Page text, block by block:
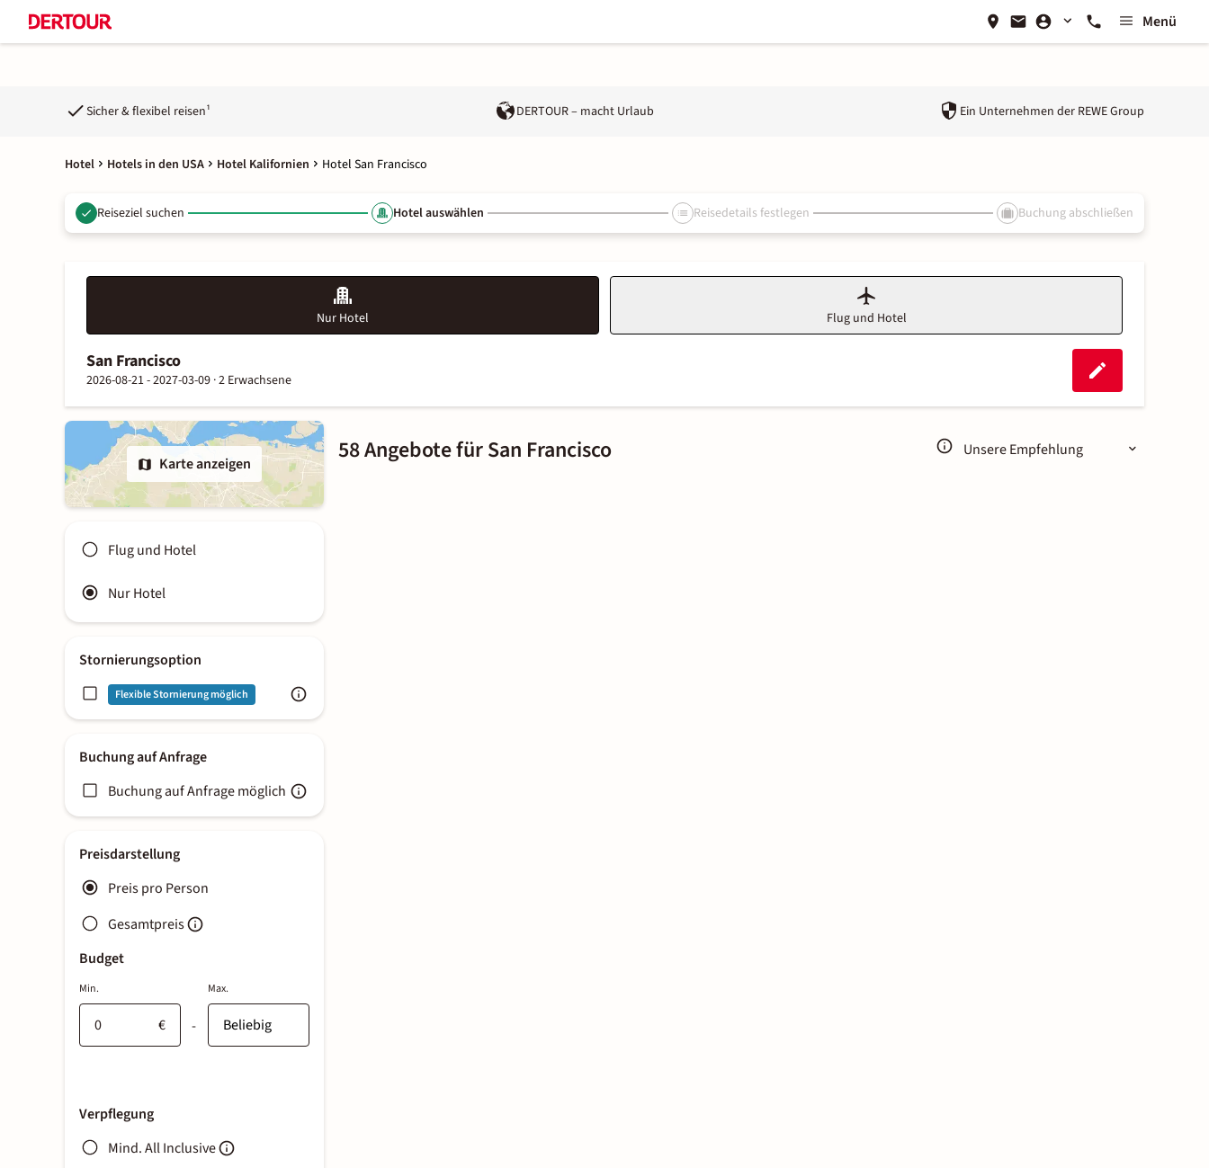
Menü
Sicher & flexibel reisen¹ DERTOUR – macht Urlaub Ein Unternehmen der REWE Group
Hotel Hotels in den USA Hotel Kalifornien Hotel San Francisco
Reiseziel suchen Hotel auswählen Reisedetails festlegen Buchung abschließen
Nur Hotel Flug und Hotel
San Francisco
2026-08-21 - 2027-03-09 ·2 Erwachsene
Karte anzeigen
Flug und Hotel
Nur Hotel
Stornierungsoption
Flexible Stornierung möglich
Buchung auf Anfrage
Buchung auf Anfrage möglich
Preisdarstellung
Preis pro Person
Gesamtpreis
Budget
Min.
€ -
Max.
Verpflegung
Mind. All Inclusive
58 Angebote für San Francisco